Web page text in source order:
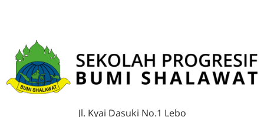
Jl. Kyai Dasuki No.1 Lebo